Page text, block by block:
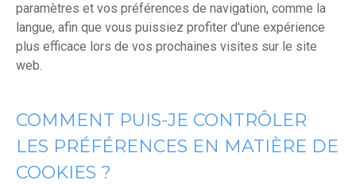
paramètres et vos préférences de navigation, comme la
langue, afin que vous puissiez profiter d'une expérience
plus efficace lors de vos prochaines visites sur le site
web.
COMMENT PUIS-JE CONTRÔLER
LES PRÉFÉRENCES EN MATIÈRE DE
COOKIES ?